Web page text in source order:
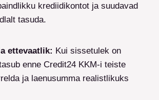
krediidikontot ja suudavad
tasuda.
ettevaatlik: Kui sissetulek on
enne Credit24 KKM-i teiste
ja laenusumma realistlikuks